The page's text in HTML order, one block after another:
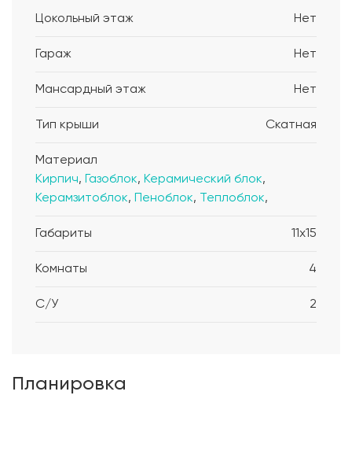
Цокольный этаж Нет
Гараж Нет
Мансардный этаж Нет
Тип крыши Скатная
Материал
Кирпич, Газоблок, Керамический блок,
Керамзитоблок, Пеноблок, Теплоблок,
Габариты 11x15
Комнаты 4
С/У 2
Планировка